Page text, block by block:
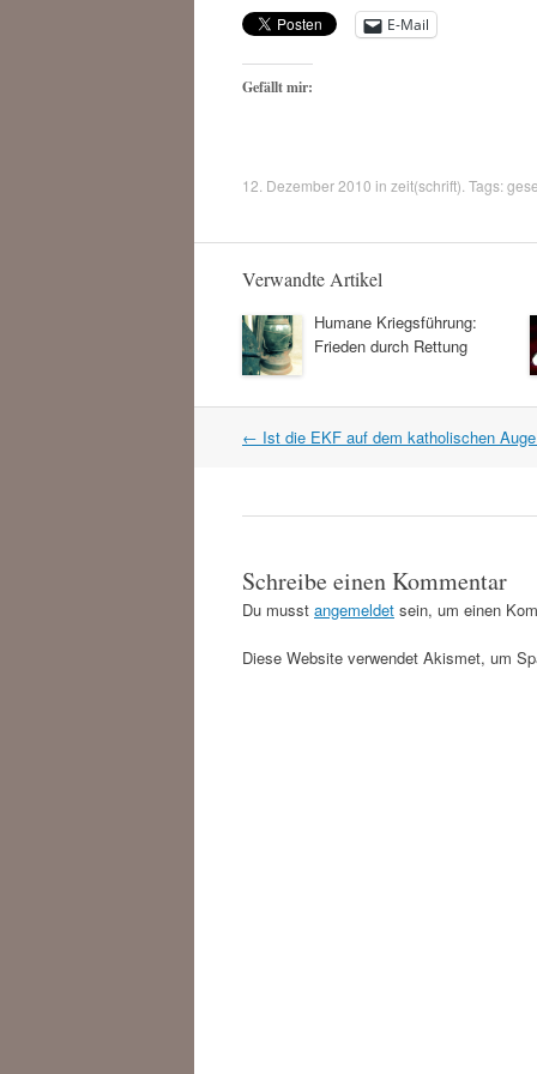
E-Mail
Gefällt mir:
12. Dezember 2010 in zeit(schrift) . Tags:
Verwandte Artikel
Humane Kriegsführung:
Frieden durch Rettung
Artikel
← Ist die EKF auf dem katholischen
Schreibe einen Kommentar
Du musst angemeldet sein, um einen
Diese Website verwendet Akismet, um